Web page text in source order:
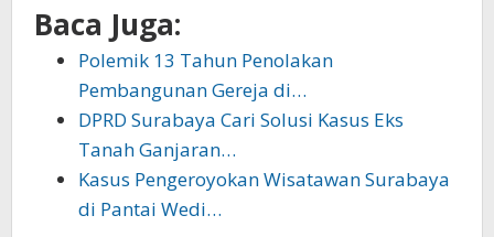
Baca Juga:
Polemik 13 Tahun Penolakan
Pembangunan Gereja di…
DPRD Surabaya Cari Solusi Kasus Eks
Tanah Ganjaran…
Kasus Pengeroyokan Wisatawan Surabaya
di Pantai Wedi…